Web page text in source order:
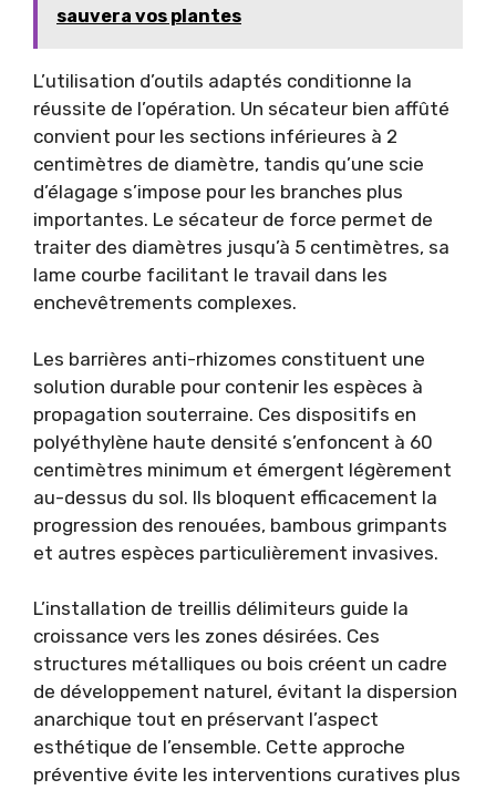
sauvera vos plantes
L’utilisation d’outils adaptés conditionne la
réussite de l’opération. Un sécateur bien affûté
convient pour les sections inférieures à 2
centimètres de diamètre, tandis qu’une scie
d’élagage s’impose pour les branches plus
importantes. Le sécateur de force permet de
traiter des diamètres jusqu’à 5 centimètres, sa
lame courbe facilitant le travail dans les
enchevêtrements complexes.
Les barrières anti-rhizomes constituent une
solution durable pour contenir les espèces à
propagation souterraine. Ces dispositifs en
polyéthylène haute densité s’enfoncent à 60
centimètres minimum et émergent légèrement
au-dessus du sol. Ils bloquent efficacement la
progression des renouées, bambous grimpants
et autres espèces particulièrement invasives.
L’installation de treillis délimiteurs guide la
croissance vers les zones désirées. Ces
structures métalliques ou bois créent un cadre
de développement naturel, évitant la dispersion
anarchique tout en préservant l’aspect
esthétique de l’ensemble. Cette approche
préventive évite les interventions curatives plus